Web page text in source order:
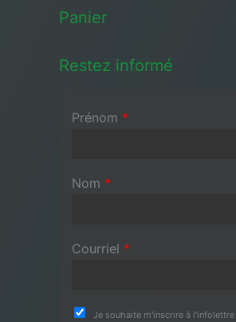
Panier
Restez informé
Prénom *
Nom *
Courriel *
Je souhaite m'inscrire à l'infolettre